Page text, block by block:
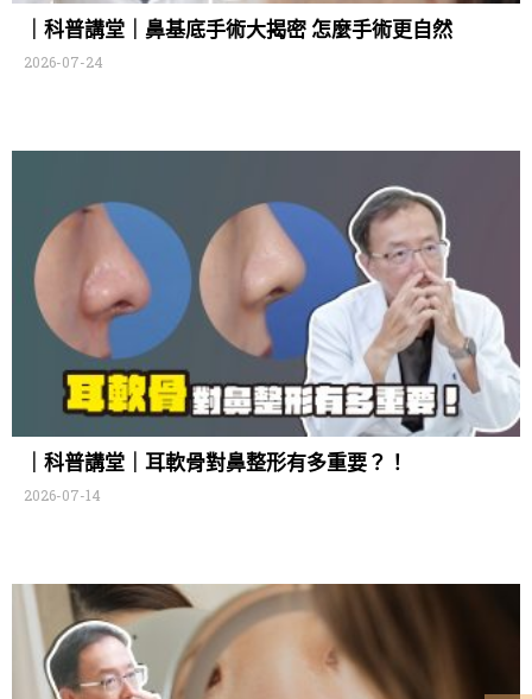
｜科普講堂｜鼻基底手術大揭密 怎麼手術更自然
2026-07-24
｜科普講堂｜耳軟骨對鼻整形有多重要？！
2026-07-14